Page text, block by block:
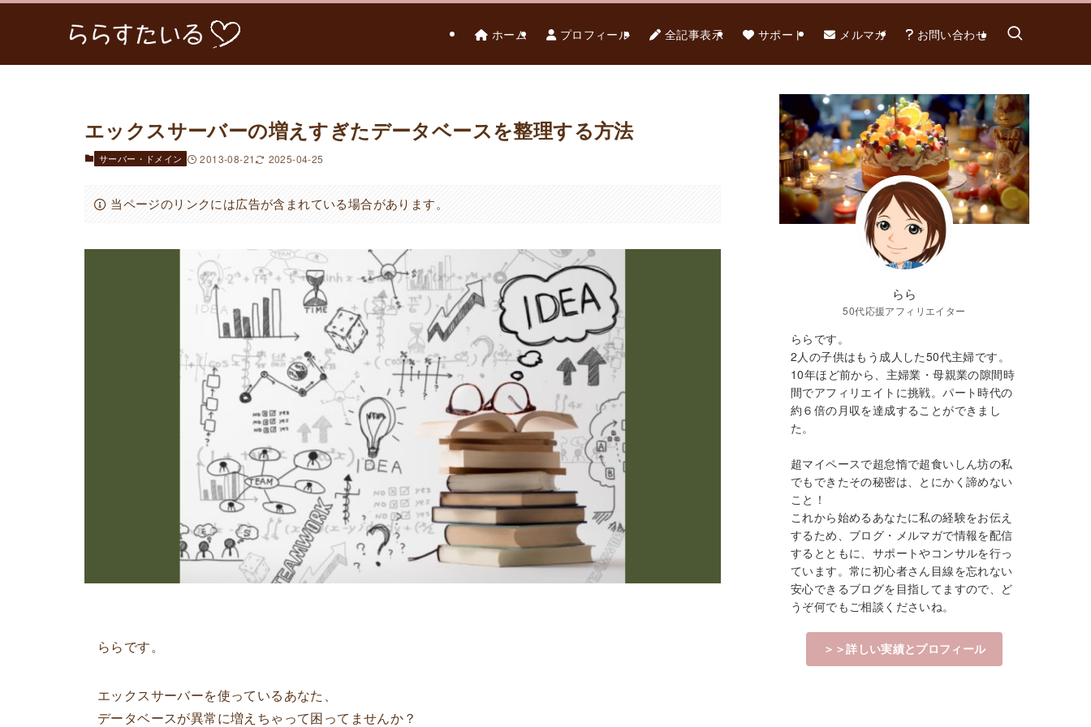
ホーム プロフィール 全記事表示 サポート メルマガ お問い合わせ
エックスサーバーの増えすぎたデータベースを整理する方法
サーバー・ドメイン 2013-08-21 2025-04-25
当ページのリンクには広告が含まれている場合があります。
ららです。
エックスサーバーを使っているあなた、
データベースが異常に増えちゃって困ってませんか？
らら
50代応援アフィリエイター
ららです。
2人の子供はもう成人した50代主婦です。
10年ほど前から、主婦業・母親業の隙間時
間でアフィリエイトに挑戦。パート時代の
約６倍の月収を達成することができまし
た。
超マイペースで超怠惰で超食いしん坊の私
でもできたその秘密は、とにかく諦めない
こと！
これから始めるあなたに私の経験をお伝え
するため、ブログ・メルマガで情報を配信
するとともに、サポートやコンサルを行っ
ています。常に初心者さん目線を忘れない
安心できるブログを目指してますので、ど
うぞ何でもご相談くださいね。
＞＞詳しい実績とプロフィール